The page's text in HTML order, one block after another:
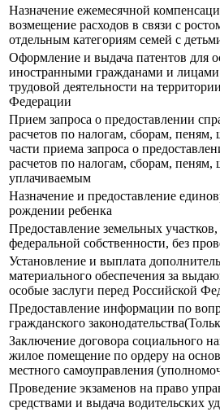
Назначение ежемесячной
возмещение расходов в связи с
отдельным категориям семей с
Оформление и выдача патентов для
иностранными гражданами и лицами
трудовой деятельности на
Федерации
Прием запроса о предоставлении
расчетов по налогам, сборам,
части приема запроса о
расчетов по налогам, сборам,
уплачиваемым
Назначение и предоставление
рождении ребенка
Предоставление земельных
федеральной собственности, без
Установление и выплата
материального обеспечения за
особые заслуги перед Российской
Предоставление информации по
гражданского
Заключение договора социального
жилое помещение по ордеру на
местного самоуправления
Прoведение экзаменов на право
средствами и выдача водительских